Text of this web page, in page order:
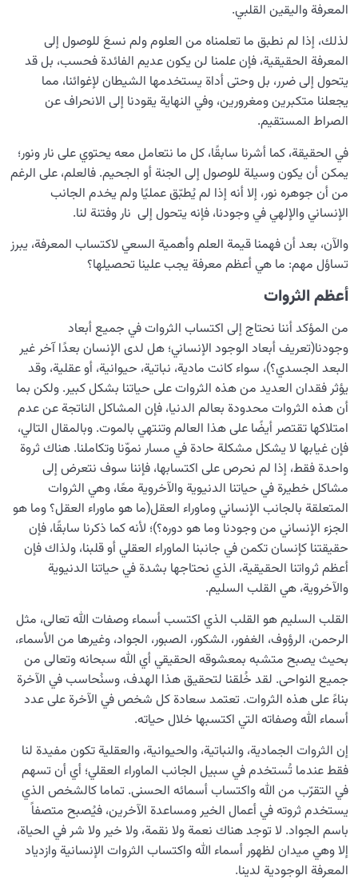
المعرفة واليقين القلبي.
لذلك، إذا لم نطبق ما تعلمناه من العلوم ولم نسعَ للوصول إلى
المعرفة الحقيقية، فإن علمنا لن يكون عديم الفائدة فحسب، بل قد
يتحول إلى ضرر، بل وحتى أداة يستخدمها الشيطان لإغوائنا، مما
يجعلنا متكبرين ومغرورين، وفي النهاية يقودنا إلى الانحراف عن
الصراط المستقيم.
في الحقيقة، كما أشرنا سابقًا، كل ما نتعامل معه يحتوي على نار ونور؛
يمكن أن يكون وسيلة للوصول إلى الجنة أو الجحيم. فالعلم، على الرغم
من أن جوهره نور، إلا أنه إذا لم يُطبّق عمليًا ولم يخدم الجانب
الإنساني والإلهي في وجودنا، فإنه يتحول إلى نار وفتنة لنا.
والآن، بعد أن فهمنا قيمة العلم وأهمية السعي لاكتساب المعرفة، يبرز
تساؤل مهم: ما هي أعظم معرفة يجب علينا تحصيلها؟
أعظم الثروات
من المؤكد أننا نحتاج إلى اكتساب الثروات في جميع أبعاد
وجودنا(تعریف أبعاد الوجود الإنساني؛ هل لدى الإنسان بعدًا آخر غیر
البعد الجسدي؟)، سواء كانت مادية، نباتية، حيوانية، أو عقلية، وقد
يؤثر فقدان العديد من هذه الثروات على حياتنا بشكل كبير. ولكن بما
أن هذه الثروات محدودة بعالم الدنيا، فإن المشاكل الناتجة عن عدم
امتلاكها تقتصر أيضًا على هذا العالم وتنتهي بالموت. وبالمقال التالي،
فإن غيابها لا يشكل مشكلة حادة في مسار نموّنا وتكاملنا. هناك ثروة
واحدة فقط، إذا لم نحرص على اكتسابها، فإننا سوف نتعرض إلى
مشاکل خطيرة في حياتنا الدنيوية والآخروية معًا، وهي الثروات
المتعلقة بالجانب الإنساني وماوراء العقل(ما هو ماوراء العقل؟ وما هو
الجزء الإنساني من وجودنا وما هو دوره؟)؛ لأنه كما ذكرنا سابقًا، فإن
حقيقتنا كإنسان تكمن في جانبنا الماوراء العقلي أو قلبنا، ولذاك فإن
أعظم ثرواتنا الحقيقية، الذي نحتاجها بشدة في حياتنا الدنيوية
والآخروية، هي القلب السليم.
القلب السليم هو القلب الذي اكتسب أسماء وصفات الله تعالى، مثل
الرحمن، الرؤوف، الغفور، الشكور، الصبور، الجواد، وغيرها من الأسماء،
بحيث يصبح متشبه بمعشوقه الحقيقي أي الله سبحانه وتعالى من
جميع النواحى. لقد خُلقنا لتحقيق هذا الهدف، وسنُحاسب في الآخرة
بناءً على هذه الثروات. تعتمد سعادة كل شخص في الآخرة على عدد
أسماء الله وصفاته التي اكتسبها خلال حياته.
إن الثروات الجمادية، والنباتية، والحيوانية، والعقلية تكون مفيدة لنا
فقط عندما تُستخدم في سبيل الجانب الماوراء العقلي؛ أي أن تسهم
في التقرّب من الله واكتساب أسمائه الحسنى. تماما كالشخص الذي
يستخدم ثروته في أعمال الخير ومساعدة الآخرين، فيُصبح متصفاً
باسم الجواد. لا توجد هناك نعمة ولا نقمة، ولا خير ولا شر في الحياة،
إلا وهي ميدان لظهور أسماء الله واكتساب الثروات الإنسانية وازدياد
المعرفة الوجودية لدينا.